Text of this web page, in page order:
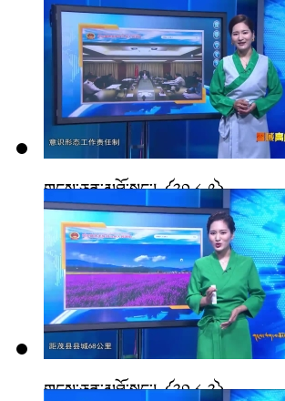
གངས་ཅན་མཐོ་སྒང་། ༼༢༠.༨.༩༽
གངས་ཅན་མཐོ་སྒང་། ༼༢༠.༨.༢༽